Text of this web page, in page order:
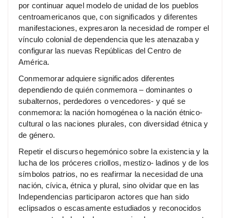
por continuar aquel modelo de unidad de los pueblos
centroamericanos que, con significados y diferentes
manifestaciones, expresaron la necesidad de romper el
vínculo colonial de dependencia que les atenazaba y
configurar las nuevas Repúblicas del Centro de
América.
Conmemorar adquiere significados diferentes
dependiendo de quién conmemora – dominantes o
subalternos, perdedores o vencedores- y qué se
conmemora: la nación homogénea o la nación étnico-
cultural o las naciones plurales, con diversidad étnica y
de género.
Repetir el discurso hegemónico sobre la existencia y la
lucha de los próceres criollos, mestizo- ladinos y de los
símbolos patrios, no es reafirmar la necesidad de una
nación, cívica, étnica y plural, sino olvidar que en las
Independencias participaron actores que han sido
eclipsados o escasamente estudiados y reconocidos